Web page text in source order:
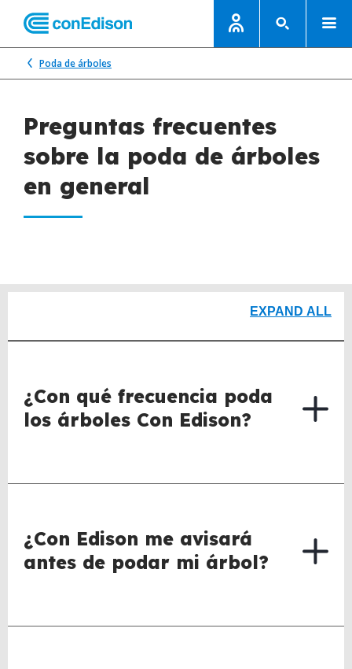
Poda de árboles
Preguntas frecuentes
sobre la poda de árboles
en general
EXPAND ALL
¿Con qué frecuencia poda
los árboles Con Edison?
¿Con Edison me avisará
antes de podar mi árbol?